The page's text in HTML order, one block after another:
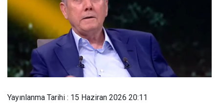
Yayınlanma Tarihi : 15 Haziran 2026 20:11